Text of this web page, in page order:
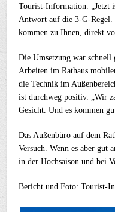
Tourist-Information. „Jetzt
Antwort auf die 3-G-Regel.
kommen zu Ihnen, direkt
Die Umsetzung war schnell
Arbeiten im Rathaus
die Technik im
ist durchweg positiv. „Wir
Gesicht. Und es kommen
Das Außenbüro auf dem
Versuch. Wenn es aber gut
in der Hochsaison und bei
Bericht und Foto: Tourist-